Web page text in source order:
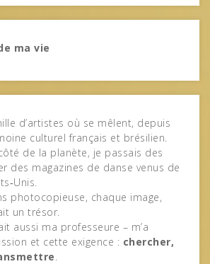
ma vie
d’artistes où se mêlent, depuis
culturel français et brésilien.
de la planète, je passais des
des magazines de danse venus de
photocopieuse, chaque image,
un trésor.
aussi ma professeure – m’a
et cette exigence : chercher,
.